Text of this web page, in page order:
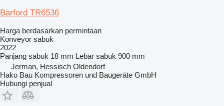
Barford TR6536
Harga berdasarkan permintaan
Konveyor sabuk
2022
Panjang sabuk 18 mm Lebar sabuk 900 mm
Jerman, Hessisch Oldendorf
Hako Bau Kompressoren und Baugeräte GmbH
Hubungi penjual